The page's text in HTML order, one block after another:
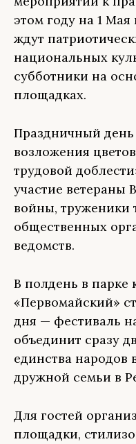
этом году на 1
ждут
национальных
субботники на
площадках.
Праздничный
возложения
трудовой
участие ветераны
войны, труженики
общественных
ведомств.
В полдень в парке
«Первомайский»
дня — фестиваль
объединит сразу
единства народов
дружной семьи в
Для гостей
площадки,